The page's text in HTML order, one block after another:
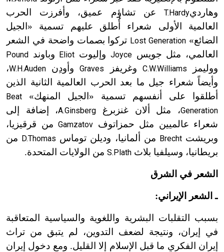
وهارديT.Hardy عن تشاؤم عميق، وأفرزت الحرب
العالمية الأولى شعراء أُطلق عليهم تسمية «الجيل
الضائع» Lost Generation تركوا بصمات واضحة في الشعر
العالمي، مثل جويسJoyce وإليوت Eliot وباوند Pound
ووليمز C.W.Williams وغريفز Gravesوأودِن W.H.Auden،
وأيضاً شعراء جيل ما بعد الحرب العالمية الثانية الذين
أطلقوا على أنفسهم تسمية «الجيل المنهك» Beat
Generation، مثل ألان غنزبرغ A.Ginsberg، إضافة إلى
شعراء عالميين مثل حمزاتوف Gamzatov من قرقيزيا،
وبريشتBrecht من ألمانيا، وديلن توماس D.Thomas من
بريطانيا، وسيلفيا بلاث S.Plath من الولايات المتحدة.
الشعر في الشرق
ـ الشعر الإيراني:
بسبب التقلبات البشرية واللغوية والسياسية المتعاقبة
في إيران، ونتيجة لضعف التدوين، لم يتبق من تراث
إيران الفكري ما قبل الإسلام إلا القليل. ومع دخول إيران